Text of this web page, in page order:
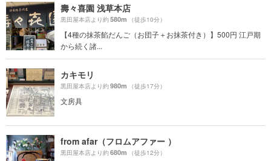
壽々喜園 浅草本店
黒田屋本店より約580m （徒歩10分）
【4種の抹茶餡だんご（お団子＋お抹茶付き）】500円 江戸期
から続く諸...
カキモリ
黒田屋本店より約980m （徒歩17分）
文房具
from afar（フロムアファー ）
黒田屋本店より約680m （徒歩12分）